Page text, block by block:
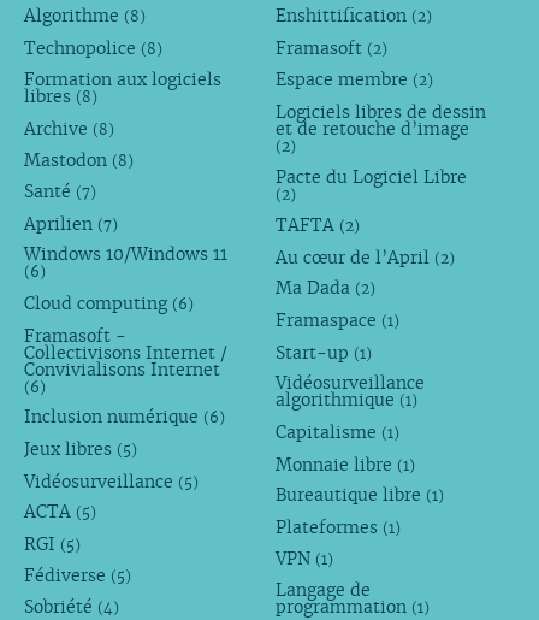
Algorithme (8)
Technopolice (8)
Formation aux logiciels
libres (8)
Archive (8)
Mastodon (8)
Santé (7)
Aprilien (7)
Windows 10/Windows 11
(6)
Cloud computing (6)
Framasoft -
Collectivisons Internet /
Convivialisons Internet
(6)
Inclusion numérique (6)
Jeux libres (5)
Vidéosurveillance (5)
ACTA (5)
RGI (5)
Fédiverse (5)
Sobriété (4)
Enshittification (2)
Framasoft (2)
Espace membre (2)
Logiciels libres de dessin
et de retouche d’image
(2)
Pacte du Logiciel Libre
(2)
TAFTA (2)
Au cœur de l’April (2)
Ma Dada (2)
Framaspace (1)
Start-up (1)
Vidéosurveillance
algorithmique (1)
Capitalisme (1)
Monnaie libre (1)
Bureautique libre (1)
Plateformes (1)
VPN (1)
Langage de
programmation (1)